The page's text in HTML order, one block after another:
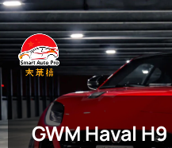
GWM Haval H9